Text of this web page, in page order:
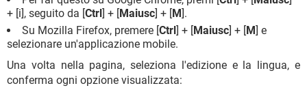
+ [i], seguito da [Ctrl ] + [Maiusc] + [M].
Su Mozilla Firefox, premere [Ctrl ] + [Maiusc] + [M] e
selezionare un'applicazione mobile.
Una volta nella pagina, seleziona l'edizione e la lingua, e
conferma ogni opzione visualizzata: